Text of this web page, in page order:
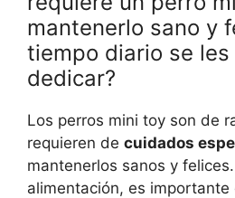
mantenerlo sano y
tiempo diario se les
dedicar?
Los perros mini toy son de
requieren de cuidados
mantenerlos sanos y
alimentación, es